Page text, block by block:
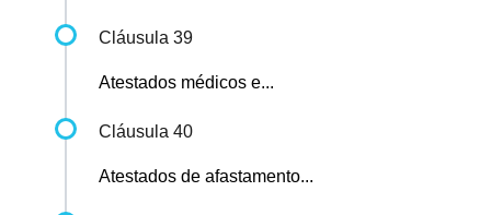
Cláusula 39
Atestados médicos e...
Cláusula 40
Atestados de afastamento...